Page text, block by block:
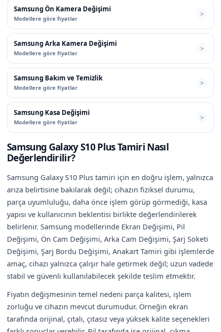
Samsung Ön Kamera Değişimi
Modellere göre fiyatlar
Samsung Arka Kamera Değişimi
Modellere göre fiyatlar
Samsung Bakım ve Temizlik
Modellere göre fiyatlar
Samsung Kasa Değişimi
Modellere göre fiyatlar
Samsung Galaxy S10 Plus Tamiri Nasıl
Değerlendirilir?
Samsung Galaxy S10 Plus tamiri için en doğru işlem, yalnızca
arıza belirtisine bakılarak değil; cihazın fiziksel durumu,
parça uyumluluğu, daha önce işlem görüp görmediği, kasa
yapısı ve kullanıcının beklentisi birlikte değerlendirilerek
belirlenir. Samsung modellerinde Ekran Değişimi, Pil
Değişimi, Ön Cam Değişimi, Arka Cam Değişimi, Şarj Soketi
Değişimi, Şarj Bordu Değişimi, Anakart Tamiri gibi işlemlerde
amaç, cihazı yalnızca çalışır hale getirmek değil; uzun vadede
stabil ve güvenli kullanılabilecek şekilde teslim etmektir.
Fiyatın değişmesinin temel nedeni parça kalitesi, işlem
zorluğu ve cihazın mevcut durumudur. Örneğin ekran
tarafında orijinal, çıtalı, çıtasız veya yüksek kalite seçenekleri